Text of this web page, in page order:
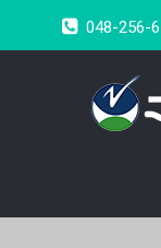
048-256-